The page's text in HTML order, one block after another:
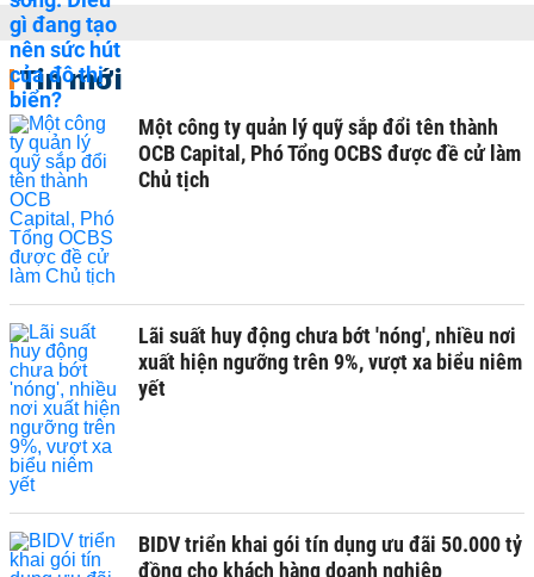
Tin mới
Một công ty quản lý quỹ sắp đổi tên thành
OCB Capital, Phó Tổng OCBS được đề cử làm
Chủ tịch
Lãi suất huy động chưa bớt 'nóng', nhiều nơi
xuất hiện ngưỡng trên 9%, vượt xa biểu niêm
yết
BIDV triển khai gói tín dụng ưu đãi 50.000 tỷ
đồng cho khách hàng doanh nghiệp